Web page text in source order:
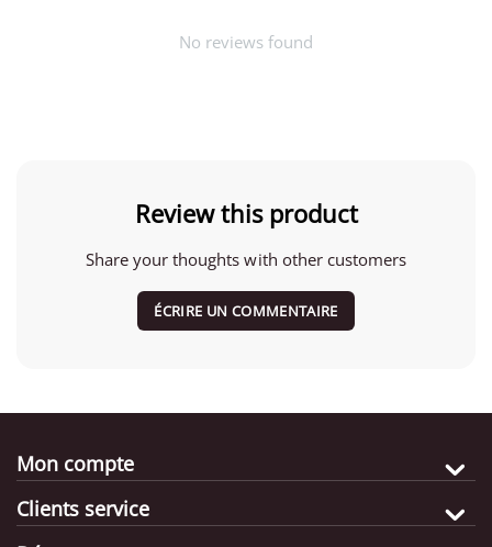
No reviews found
Review this product
Share your thoughts with other customers
ÉCRIRE UN COMMENTAIRE
Mon compte
Clients service